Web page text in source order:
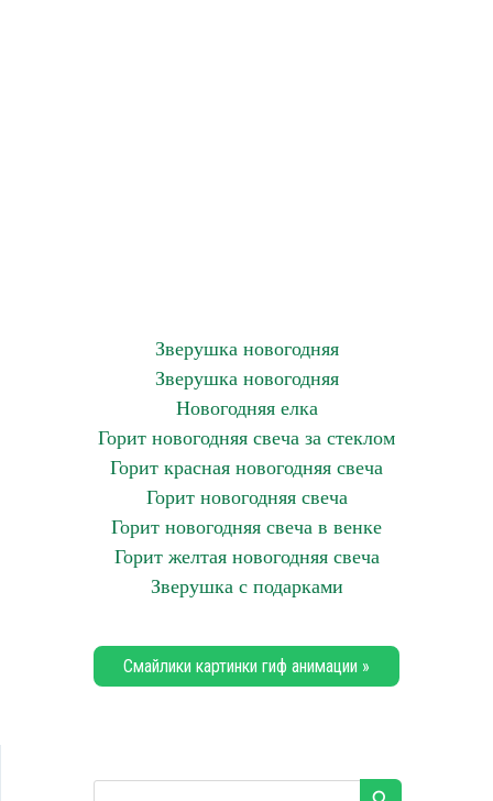
Зверушка новогодняя
Зверушка новогодняя
Новогодняя елка
Горит новогодняя свеча за стеклом
Горит красная новогодняя свеча
Горит новогодняя свеча
Горит новогодняя свеча в венке
Горит желтая новогодняя свеча
Зверушка с подарками
Смайлики картинки гиф анимации »